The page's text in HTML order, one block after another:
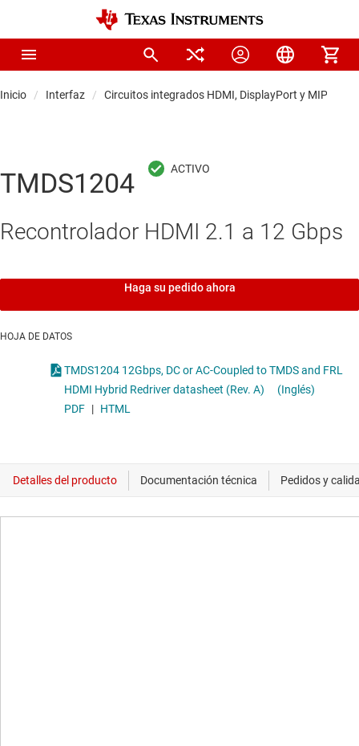
Inicio Interfaz Circuitos integrados HDMI, DisplayPort y MIPI
TMDS1204
Recontrolador HDMI 2.1 a 12 Gbps
Haga su pedido ahora
HOJA DE DATOS
TMDS1204 12Gbps, DC or AC-Coupled to TMDS and FRL
HDMI Hybrid Redriver datasheet (Rev. A)
(Inglés)
PDF | HTML